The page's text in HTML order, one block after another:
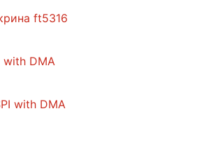
ft5316
with DMA
with DMA